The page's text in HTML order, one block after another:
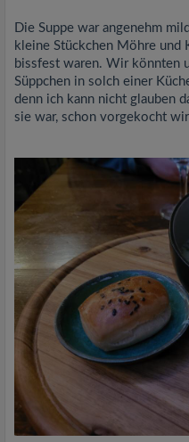
Die Suppe war angenehm
kleine Stückchen Möhre und
bissfest waren. Wir könnten
Süppchen in solch einer
denn ich kann nicht glauben
sie war, schon vorgekocht